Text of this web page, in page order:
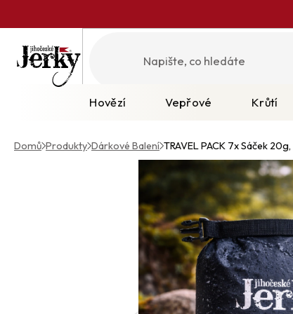
obsah
Hovězí Vepřové Krůtí
Domů/Produkty/Dárkové Balení/TRAVEL PACK 7x Sáček